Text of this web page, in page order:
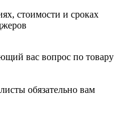
стоимости и сроках
вас вопрос по товару
обязательно вам